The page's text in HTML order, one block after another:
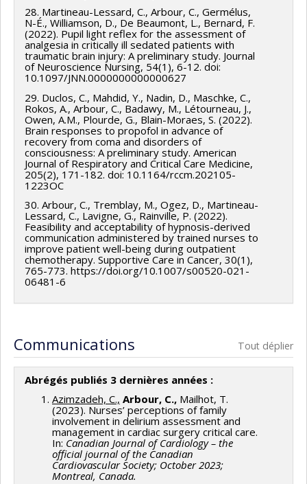
28. Martineau-Lessard, C., Arbour, C., Germélus,
N-É., Williamson, D., De Beaumont, L., Bernard, F.
(2022). Pupil light reflex for the assessment of
analgesia in critically ill sedated patients with
traumatic brain injury: A preliminary study. Journal
of Neuroscience Nursing, 54(1), 6-12. doi:
10.1097/JNN.0000000000000627
29. Duclos, C., Mahdid, Y., Nadin, D., Maschke, C.,
Rokos, A., Arbour, C., Badawy, M., Létourneau, J.,
Owen, A.M., Plourde, G., Blain-Moraes, S. (2022).
Brain responses to propofol in advance of
recovery from coma and disorders of
consciousness: A preliminary study. American
Journal of Respiratory and Critical Care Medicine,
205(2), 171-182. doi: 10.1164/rccm.202105-
1223OC
30. Arbour, C., Tremblay, M., Ogez, D., Martineau-
Lessard, C., Lavigne, G., Rainville, P. (2022).
Feasibility and acceptability of hypnosis-derived
communication administered by trained nurses to
improve patient well-being during outpatient
chemotherapy. Supportive Care in Cancer, 30(1),
765-773. https://doi.org/10.1007/s00520-021-
06481-6
Communications Tout déplier
Abrégés publiés 3 dernières années :
Azimzadeh, C., Arbour, C., Mailhot, T.
(2023). Nurses’ perceptions of family
involvement in delirium assessment and
management in cardiac surgery critical care.
In: Canadian Journal of Cardiology – the
official journal of the Canadian
Cardiovascular Society; October 2023;
Montreal, Canada.